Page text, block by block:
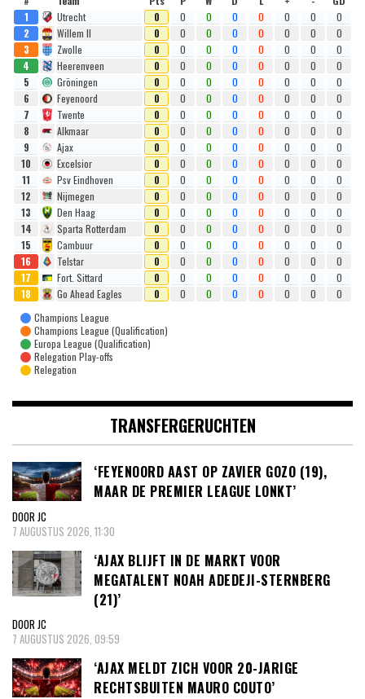
1
Utrecht 0 0 0 0 0 0 0
0
2
Willem II 0 0 0 0 0 0 0
0
3
Zwolle 0 0 0 0 0 0 0
0
4
Heerenveen 0 0 0 0 0 0 0
0
5
Gröningen 0 0 0 0 0 0 0
0
6
Feyenoord 0 0 0 0 0 0 0
0
7
Twente 0 0 0 0 0 0 0
0
8
Alkmaar 0 0 0 0 0 0 0
0
9
Ajax 0 0 0 0 0 0 0
0
10
Excelsior 0 0 0 0 0 0 0
0
11
Psv Eindhoven 0 0 0 0 0 0 0
0
12
Nijmegen 0 0 0 0 0 0 0
0
13
Den Haag 0 0 0 0 0 0 0
0
14
Sparta Rotterdam 0 0 0 0 0 0 0
0
15
Cambuur 0 0 0 0 0 0 0
0
16
Telstar 0 0 0 0 0 0 0
0
17
Fort. Sittard 0 0 0 0 0 0 0
0
18
Go Ahead Eagles 0 0 0 0 0 0 0
0
Champions League
Champions League (Qualification)
Europa League (Qualification)
Relegation Play-offs
Relegation
TRANSFERGERUCHTEN
‘FEYENOORD AAST OP ZAVIER GOZO (19),
MAAR DE PREMIER LEAGUE LONKT’
DOOR JC
7 AUGUSTUS 2026, 11:30
‘AJAX BLIJFT IN DE MARKT VOOR
MEGATALENT NOAH ADEDEJI-STERNBERG
(21)’
DOOR JC
7 AUGUSTUS 2026, 09:59
‘AJAX MELDT ZICH VOOR 20-JARIGE
RECHTSBUITEN MAURO COUTO’